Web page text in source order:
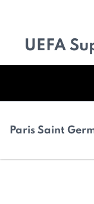
UEFA
Paris Saint